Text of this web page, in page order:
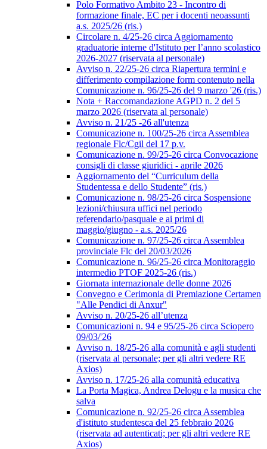
Polo Formativo Ambito 23 - Incontro di
formazione finale, EC per i docenti neoassunti
a.s. 2025/26 (ris.)
Circolare n. 4/25-26 circa Aggiornamento
graduatorie interne d'Istituto per l’anno scolastico
2026-2027 (riservata al personale)
Avviso n. 22/25-26 circa Riapertura termini e
differimento compilazione form contenuto nella
Comunicazione n. 96/25-26 del 9 marzo '26 (ris.)
Nota + Raccomandazione AGPD n. 2 del 5
marzo 2026 (riservata al personale)
Avviso n. 21/25 -26 all'utenza
Comunicazione n. 100/25-26 circa Assemblea
regionale Flc/Cgil del 17 p.v.
Comunicazione n. 99/25-26 circa Convocazione
consigli di classe giuridici - aprile 2026
Aggiornamento del “Curriculum della
Studentessa e dello Studente” (ris.)
Comunicazione n. 98/25-26 circa Sospensione
lezioni/chiusura uffici nel periodo
referendario/pasquale e ai primi di
maggio/giugno - a.s. 2025/26
Comunicazione n. 97/25-26 circa Assemblea
provinciale Flc del 20/03/2026
Comunicazione n. 96/25-26 circa Monitoraggio
intermedio PTOF 2025-26 (ris.)
Giornata internazionale delle donne 2026
Convegno e Cerimonia di Premiazione Certamen
"Alle Pendici di Anxur"
Avviso n. 20/25-26 all’utenza
Comunicazioni n. 94 e 95/25-26 circa Sciopero
09/03/'26
Avviso n. 18/25-26 alla comunità e agli studenti
(riservata al personale; per gli altri vedere RE
Axios)
Avviso n. 17/25-26 alla comunità educativa
La Porta Magica, Andrea Delogu e la musica che
salva
Comunicazione n. 92/25-26 circa Assemblea
d'istituto studentesca del 25 febbraio 2026
(riservata ad autenticati; per gli altri vedere RE
Axios)